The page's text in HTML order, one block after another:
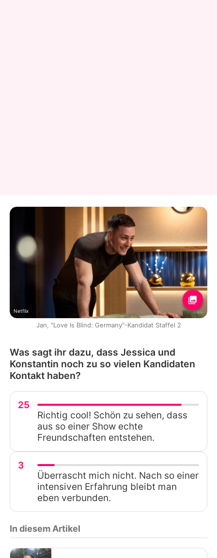
Netflix
Jan, "Love Is Blind: Germany"-Kandidat Staffel 2
Was sagt ihr dazu, dass Jessica und
Konstantin noch zu so vielen Kandidaten
Kontakt haben?
25
Richtig cool! Schön zu sehen, dass
aus so einer Show echte
Freundschaften entstehen.
3
Überrascht mich nicht. Nach so einer
intensiven Erfahrung bleibt man
eben verbunden.
In diesem Artikel